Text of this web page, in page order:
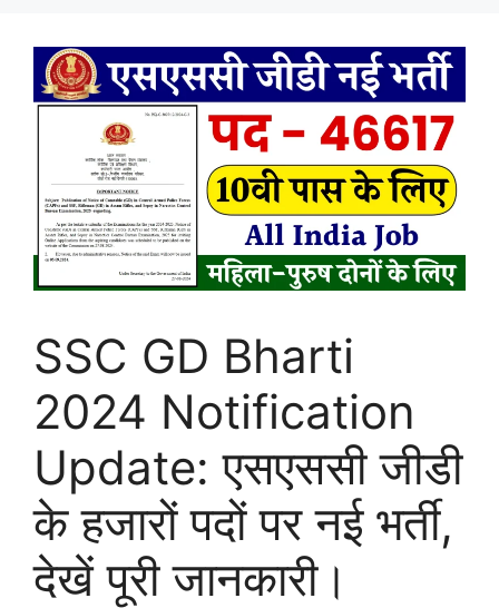
SSC GD Bharti
2024 Notification
Update: एसएससी जीडी
के हजारों पदों पर नई भर्ती,
देखें पूरी जानकारी।